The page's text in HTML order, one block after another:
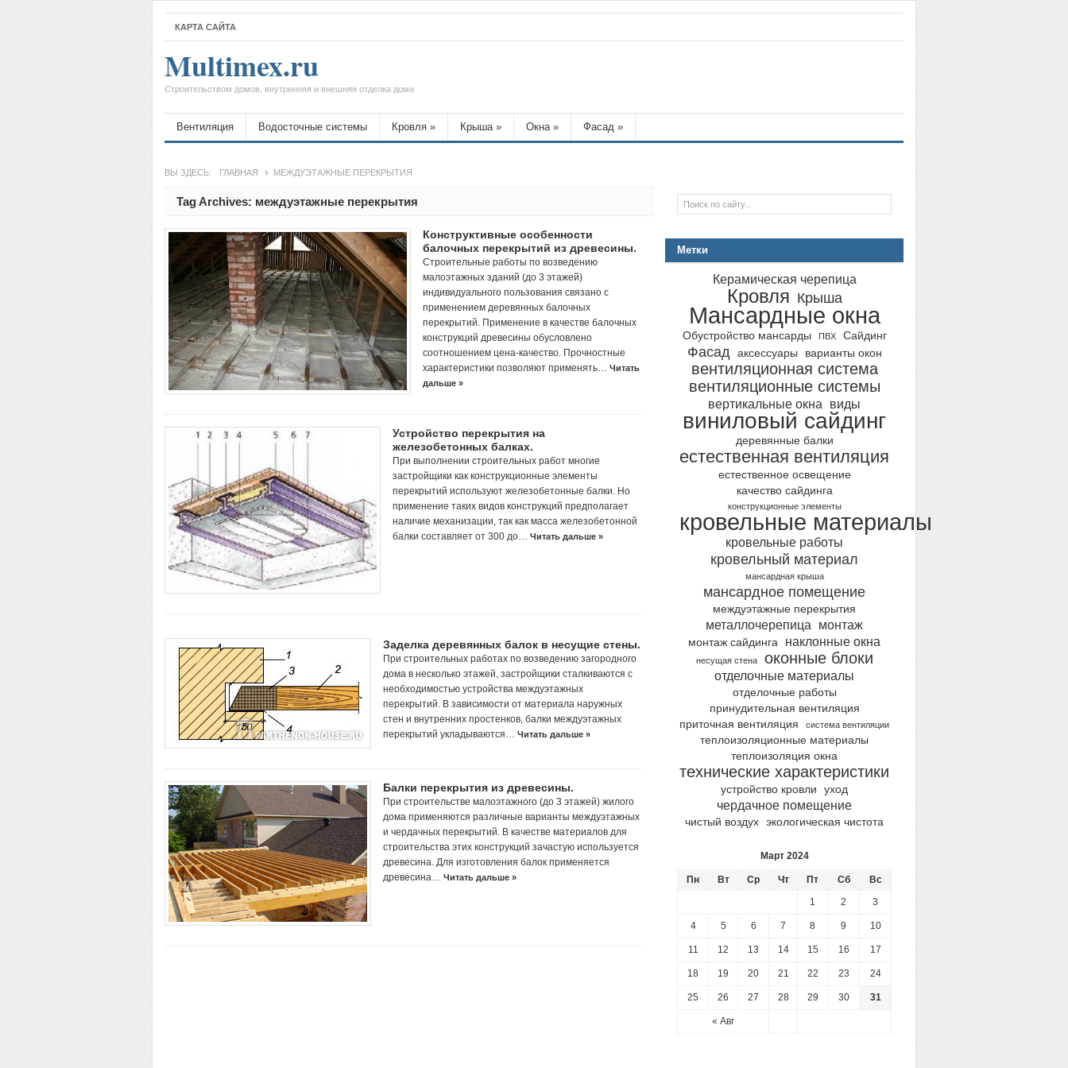
КАРТА САЙТА
Multimex.ru
Строительством домов, внутренняя и внешняя отделка дома
Вентиляция Водосточные системы Кровля » Крыша» Окна» Фасад »
ВЫ ЗДЕСЬ: ГЛАВНАЯ МЕЖДУЭТАЖНЫЕ ПЕРЕКРЫТИЯ
Tag Archives: междуэтажные перекрытия
Конструктивные особенности
балочных перекрытий из древесины.
Строительные работы по возведению
малоэтажных зданий (до 3 этажей)
индивидуального пользования связано с
применением деревянных балочных
перекрытий. Применение в качестве балочных
конструкций древесины обусловлено
соотношением цена-качество. Прочностные
характеристики позволяют применять… Читать
дальше »
Устройство перекрытия на
железобетонных балках.
При выполнении строительных работ многие
застройщики как конструкционные элементы
перекрытий используют железобетонные балки. Но
применение таких видов конструкций предполагает
наличие механизации, так как масса железобетонной
балки составляет от 300 до… Читать дальше »
Заделка деревянных балок в несущие стены.
При строительных работах по возведению загородного
дома в несколько этажей, застройщики сталкиваются с
необходимостью устройства междуэтажных
перекрытий. В зависимости от материала наружных
стен и внутренних простенков, балки междуэтажных
перекрытий укладываются… Читать дальше »
Балки перекрытия из древесины.
При строительстве малоэтажного (до 3 этажей) жилого
дома применяются различные варианты междуэтажных
и чердачных перекрытий. В качестве материалов для
строительства этих конструкций зачастую используется
древесина. Для изготовления балок применяется
древесина… Читать дальше »
Метки
Керамическая черепица
Кровля Крыша
Мансардные окна
Обустройство мансарды ПВХ Сайдинг
Фасад аксессуары варианты окон
вентиляционная система
вентиляционные системы
вертикальные окна виды
виниловый сайдинг
деревянные балки
естественная вентиляция
естественное освещение
качество сайдинга
конструкционные элементы
кровельные материалы
кровельные работы
кровельный материал
мансардная крыша
мансардное помещение
междуэтажные перекрытия
металлочерепица монтаж
монтаж сайдинга наклонные окна
несущая стена оконные блоки
отделочные материалы
отделочные работы
принудительная вентиляция
приточная вентиляция
система вентиляции
теплоизоляционные материалы
теплоизоляция окна
технические характеристики
устройство кровли уход
чердачное помещение
чистый воздух экологическая чистота
Март 2024
Пн Вт Ср Чт Пт Сб Вс
« Авг
1 2 3
4 5 6 7 8 9 10
11 12 13 14 15 16 17
18 19 20 21 22 23 24
25 26 27 28 29 30 31